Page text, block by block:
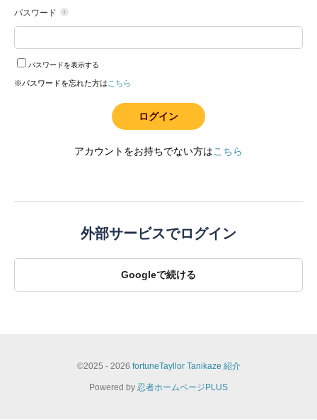
パスワード
パスワードを表示する
※パスワードを忘れた方は こちら
ログイン
アカウントをお持ちでない方はこちら
外部サービスでログイン
Googleで続ける
©2025 - 2026 fortuneTayllor Tanikaze 紹介
Powered by 忍者ホームページPLUS